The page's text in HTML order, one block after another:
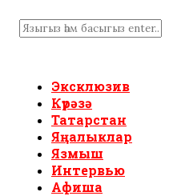
Эксклюзив
Күрәзә
Татарстан
Яңалыклар
Язмыш
Интервью
Афиша